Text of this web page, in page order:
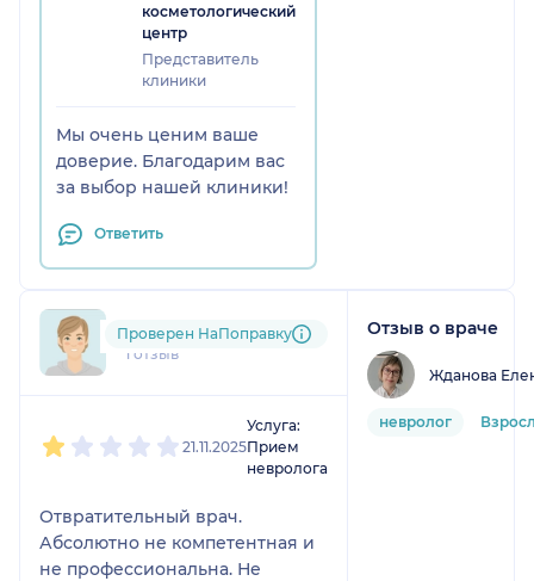
косметологический
центр
Представитель
клиники
Мы очень ценим ваше
доверие. Благодарим вас
за выбор нашей клиники!
Ответить
Евгений
1 отзыв
Проверен НаПоправку
21.11.2025
Услуга:
Прием
невролога
Отвратительный врач.
Абсолютно не компетентная и
не профессиональна. Не
Отзыв о враче
Жданова
невролог